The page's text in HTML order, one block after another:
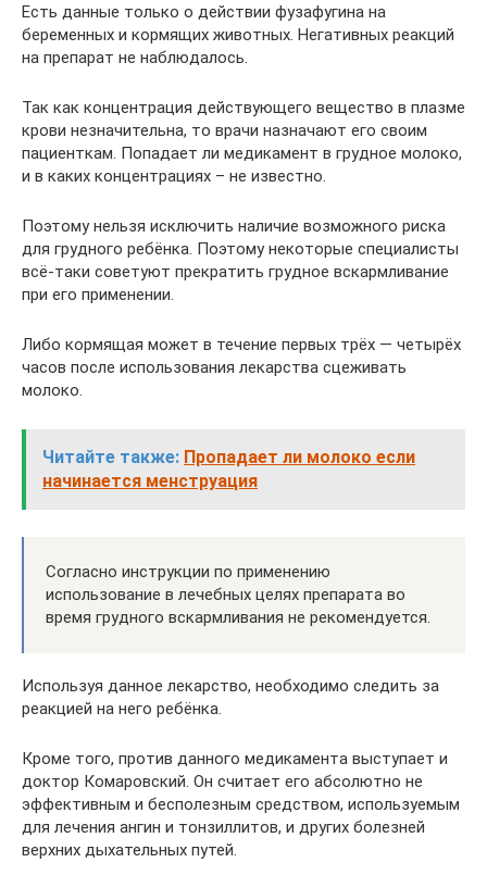
Есть данные только о действии фузафугина на
беременных и кормящих животных. Негативных реакций
на препарат не наблюдалось.
Так как концентрация действующего вещество в плазме
крови незначительна, то врачи назначают его своим
пациенткам. Попадает ли медикамент в грудное молоко,
и в каких концентрациях – не известно.
Поэтому нельзя исключить наличие возможного риска
для грудного ребёнка. Поэтому некоторые специалисты
всё-таки советуют прекратить грудное вскармливание
при его применении.
Либо кормящая может в течение первых трёх — четырёх
часов после использования лекарства сцеживать
молоко.
Читайте также: Пропадает ли молоко если
начинается менструация
Согласно инструкции по применению
использование в лечебных целях препарата во
время грудного вскармливания не рекомендуется.
Используя данное лекарство, необходимо следить за
реакцией на него ребёнка.
Кроме того, против данного медикамента выступает и
доктор Комаровский. Он считает его абсолютно не
эффективным и бесполезным средством, используемым
для лечения ангин и тонзиллитов, и других болезней
верхних дыхательных путей.